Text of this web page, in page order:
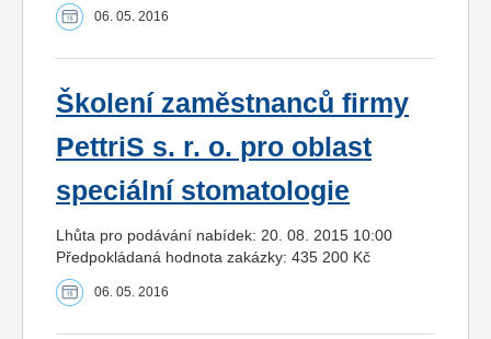
06. 05. 2016
Školení zaměstnanců firmy
PettriS s. r. o. pro oblast
speciální stomatologie
Lhůta pro podávání nabídek: 20. 08. 2015 10:00
Předpokládaná hodnota zakázky: 435 200 Kč
06. 05. 2016